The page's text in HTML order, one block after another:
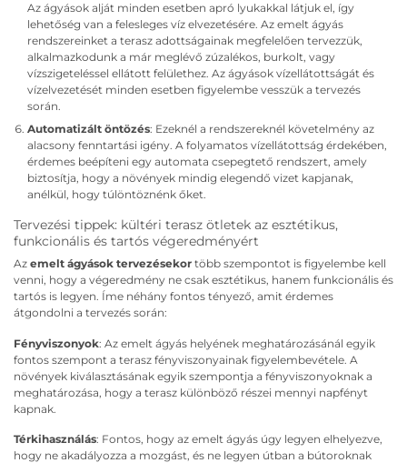
Az ágyások alját minden esetben apró lyukakkal látjuk el, így
lehetőség van a felesleges víz elvezetésére. Az emelt ágyás
rendszereinket a terasz adottságainak megfelelően tervezzük,
alkalmazkodunk a már meglévő zúzalékos, burkolt, vagy
vízszigeteléssel ellátott felülethez. Az ágyások vízellátottságát és
vízelvezetését minden esetben figyelembe vesszük a tervezés
során.
Automatizált öntözés: Ezeknél a rendszereknél követelmény az
alacsony fenntartási igény. A folyamatos vízellátottság érdekében,
érdemes beépíteni egy automata csepegtető rendszert, amely
biztosítja, hogy a növények mindig elegendő vizet kapjanak,
anélkül, hogy túlöntöznénk őket.
Tervezési tippek: kültéri terasz ötletek az esztétikus,
funkcionális és tartós végeredményért
Az emelt ágyások tervezésekor több szempontot is figyelembe kell
venni, hogy a végeredmény ne csak esztétikus, hanem funkcionális és
tartós is legyen. Íme néhány fontos tényező, amit érdemes
átgondolni a tervezés során:
Fényviszonyok: Az emelt ágyás helyének meghatározásánál egyik
fontos szempont a terasz fényviszonyainak figyelembevétele. A
növények kiválasztásának egyik szempontja a fényviszonyoknak a
meghatározása, hogy a terasz különböző részei mennyi napfényt
kapnak.
Térkihasználás: Fontos, hogy az emelt ágyás úgy legyen elhelyezve,
hogy ne akadályozza a mozgást, és ne legyen útban a bútoroknak